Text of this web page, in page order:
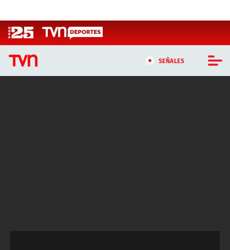
SEÑALES